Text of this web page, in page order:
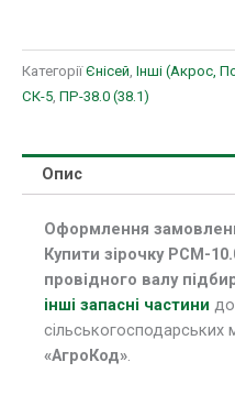
Категорії Єнісей Інші (Акрос,
СК-5 ПР-38.0 (38.1)
Опис
Оформлення
Купити зірочку РСМ-
провідного валу
інші запасні частини до
сільськогосподарських
«АгроКод».